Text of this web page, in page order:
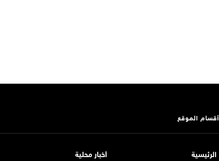
أقسام الموقع
الرئيسية
أخبار محلية